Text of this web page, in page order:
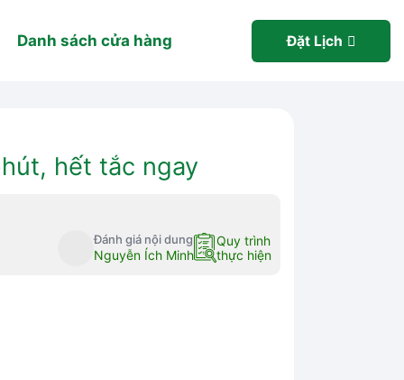
Danh sách cửa hàng Đặt Lịch
hết tắc ngay
Đánh giá nội dung
Nguyễn Ích Minh
Quy trình
thực hiện